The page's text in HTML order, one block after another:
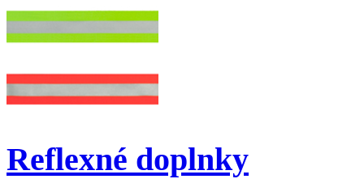
Reflexné doplnky